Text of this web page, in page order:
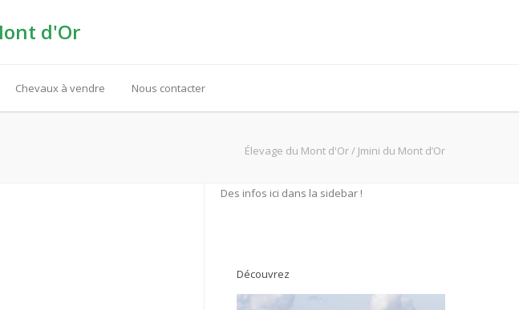
d'Or
Chevaux à vendre Nous contacter
Élevage du Mont d'Or/ Jmini du Mont d’Or
Des infos ici dans la sidebar !
Découvrez